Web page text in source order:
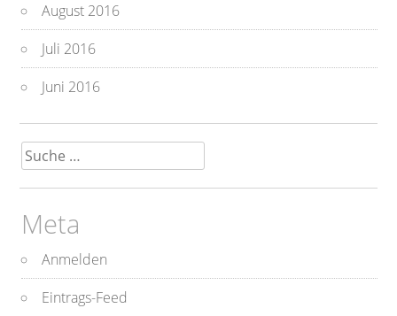
August 2016
Juli 2016
Juni 2016
Suche
nach:
Meta
Anmelden
Eintrags-Feed